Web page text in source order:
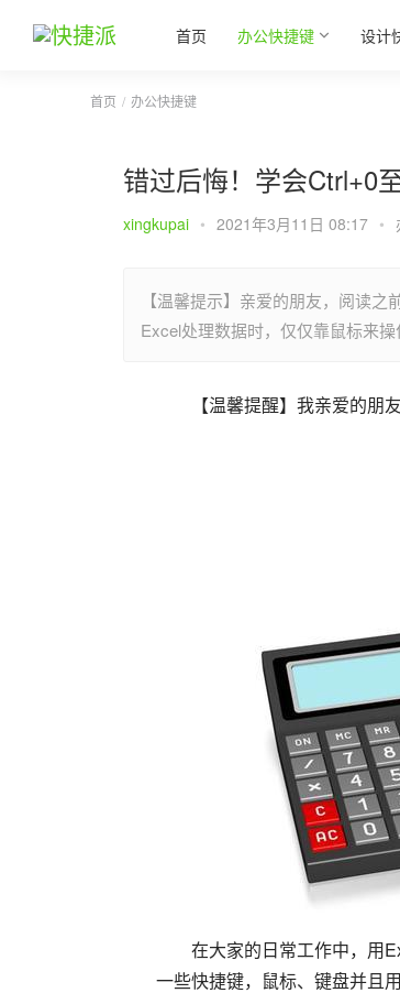
首页 办公快捷键 设计
首页 办公快捷键
错过后悔！学会Ctrl+0
xingkupai • 2021年3月11日 08:17 •
【温馨提示】亲爱的朋友，阅读
Excel处理数据时，仅仅靠鼠标来
【温馨提醒】我亲爱的朋
在大家的日常工作中，用
一些快捷键，鼠标、键盘并且